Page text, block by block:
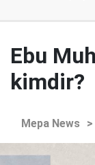
Ebu
kimdir?
Mepa News >